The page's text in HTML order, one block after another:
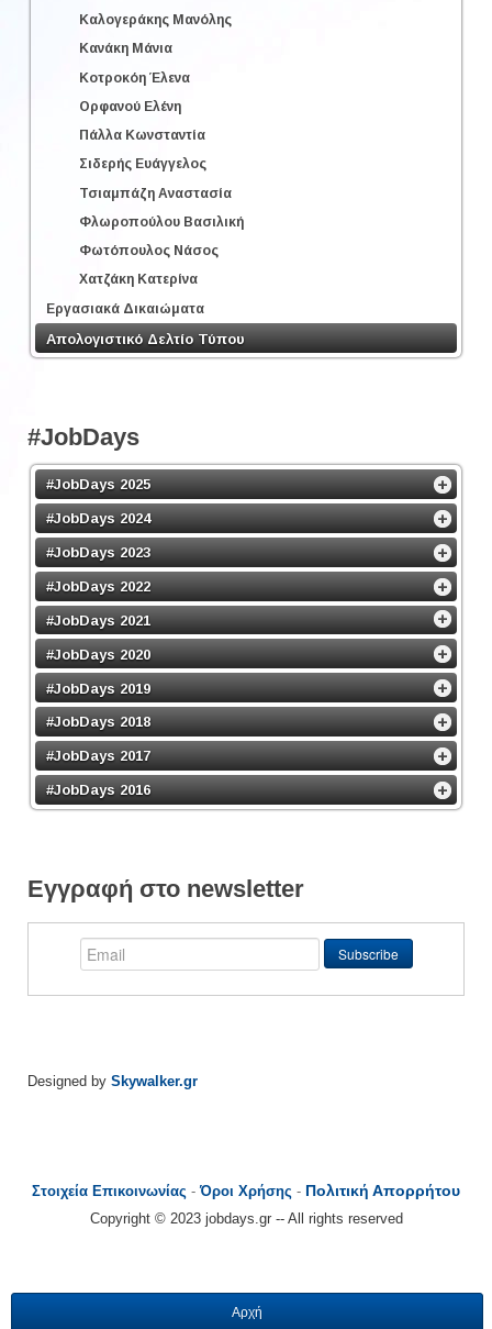
Καλογεράκης Μανόλης
Κανάκη Μάνια
Κοτροκόη Έλενα
Ορφανού Ελένη
Πάλλα Κωνσταντία
Σιδερής Ευάγγελος
Τσιαμπάζη Αναστασία
Φλωροπούλου Βασιλική
Φωτόπουλος Νάσος
Χατζάκη Κατερίνα
Εργασιακά Δικαιώματα
Απολογιστικό Δελτίο Τύπου
#JobDays
#JobDays 2025
#JobDays 2024
#JobDays 2023
#JobDays 2022
#JobDays 2021
#JobDays 2020
#JobDays 2019
#JobDays 2018
#JobDays 2017
#JobDays 2016
Εγγραφή στο newsletter
Designed by Skywalker.gr
Στοιχεία Επικοινωνίας -Όροι Χρήσης - Πολιτική Απορρήτου
Copyright © 2023 jobdays.gr -- All rights reserved
Αρχή